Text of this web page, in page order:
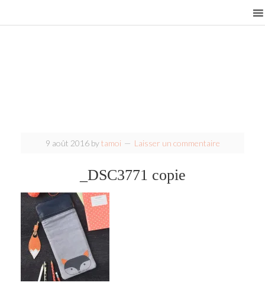
9 août 2016bytamoi Laisser un commentaire
_DSC3771 copie